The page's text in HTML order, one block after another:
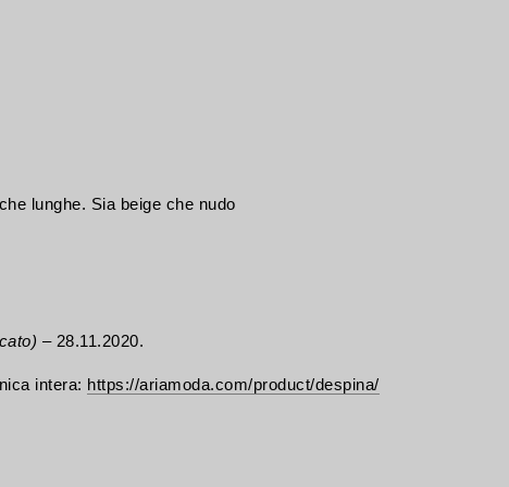
lunghe. Sia beige che nudo
– 28.11.2020.
intera: https://ariamoda.com/product/despina/